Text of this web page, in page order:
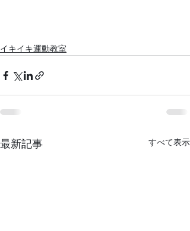
イキイキ運動教室
最新記事 すべて表示